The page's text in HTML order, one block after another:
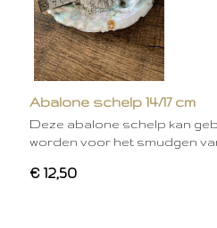
Abalone schelp 14/17 cm
Deze abalone schelp kan
worden voor het smudgen
€ 12,50